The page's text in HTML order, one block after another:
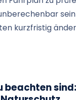
kurzfristig
beachten sind: